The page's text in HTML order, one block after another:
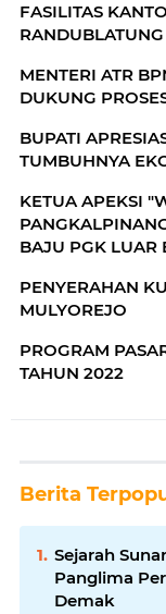
FASILITAS
RANDUBLATUNG
MENTERI ATR
DUKUNG
BUPATI
TUMBUHNYA
KETUA APEKSI
BAJU PGK LUAR
PENYERAHAN
MULYOREJO
PROGRAM
TAHUN 2022
Berita
Sejarah
Panglima
Demak